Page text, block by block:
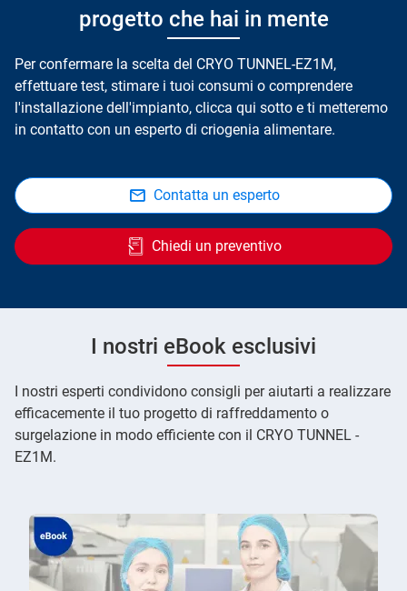
progetto che hai in mente
Per confermare la scelta del CRYO TUNNEL-EZ1M,
effettuare test, stimare i tuoi consumi o comprendere
l'installazione dell'impianto, clicca qui sotto e ti metteremo
in contatto con un esperto di criogenia alimentare.
Contatta un esperto
Chiedi un preventivo
I nostri eBook esclusivi
I nostri esperti condividono consigli per aiutarti a realizzare
efficacemente il tuo progetto di raffreddamento o
surgelazione in modo efficiente con il CRYO TUNNEL -
EZ1M.